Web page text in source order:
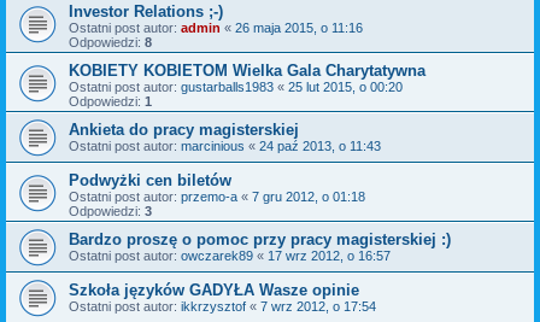
Investor Relations ;-)
Ostatni post autor: admin « 26 maja 2015, o 11:16
Odpowiedzi: 8
KOBIETY KOBIETOM Wielka Gala Charytatywna
Ostatni post autor: gustarballs1983 « 25 lut 2015, o 00:20
Odpowiedzi: 1
Ankieta do pracy magisterskiej
Ostatni post autor: marcinious « 24 paź 2013, o 11:43
Podwyżki cen biletów
Ostatni post autor: przemo-a « 7 gru 2012, o 01:18
Odpowiedzi: 3
Bardzo proszę o pomoc przy pracy magisterskiej :)
Ostatni post autor: owczarek89 « 17 wrz 2012, o 16:57
Szkoła języków GADYŁA Wasze opinie
Ostatni post autor: ikkrzysztof « 7 wrz 2012, o 17:54